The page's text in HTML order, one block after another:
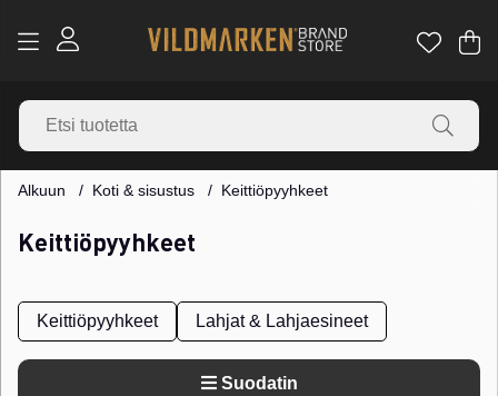
.
Alkuun Koti & sisustus Keittiöpyyhkeet
Keittiöpyyhkeet
Keittiöpyyhkeet Lahjat & Lahjaesineet
Suodatin